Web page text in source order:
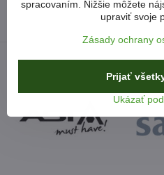
spracovaním. Nižšie môžete
upraviť svoje
Zásady ochrany
Ukázať
Prijať